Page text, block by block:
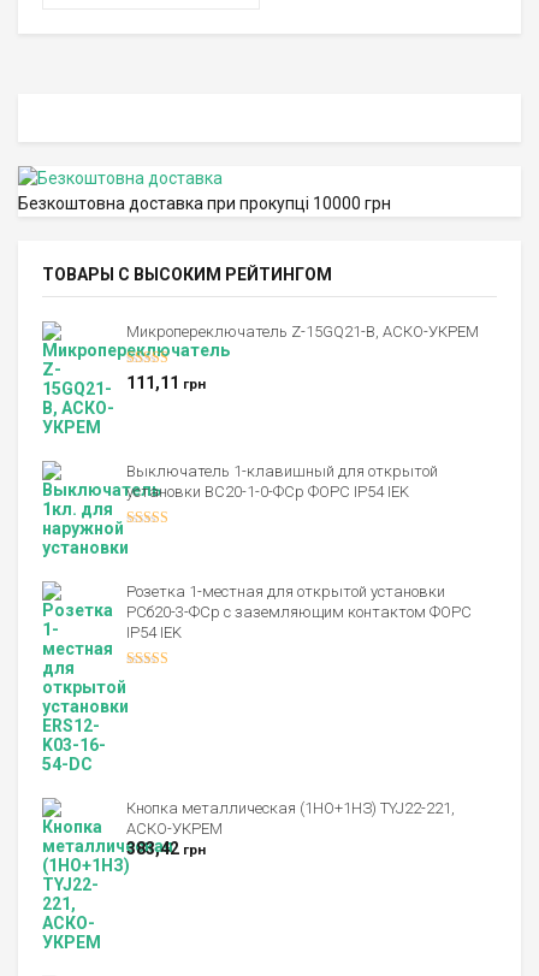
Безкоштовна доставка при прокупці 10000 грн
ТОВАРЫ С ВЫСОКИМ РЕЙТИНГОМ
Микропереключатель Z-15GQ21-B, АСКО-УКРЕМ
Оценка5.00
из 5
111,11 грн
Выключатель 1-клавишный для открытой
установки ВС20-1-0-ФСр ФОРС IP54 IEK
4.00
Розетка 1-местная для открытой установки
РСб20-3-ФСр с заземляющим контактом ФОРС
IP54 IEK
Кнопка металлическая (1НО+1НЗ) TYJ22-221,
АСКО-УКРЕМ
383,42 грн